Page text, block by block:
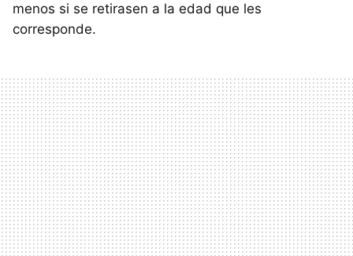
menos si se retirasen a la edad que les
corresponde.